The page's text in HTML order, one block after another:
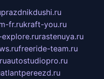
prazdnikdushi.ru
fr.rukraft-you.ru
rastenuya.ru
freeride-team.ru
autostudiopro.ru
atlantpereezd.ru